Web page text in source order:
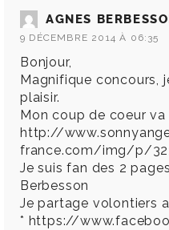
AGNES
9 DÉCEMBRE 2014 À 06:35
Bonjour,
Magnifique concours,
plaisir.
Mon coup de coeur
http://
france.com/img/p/
Je suis fan des 2
Berbesson
Je partage volontiers
* https://